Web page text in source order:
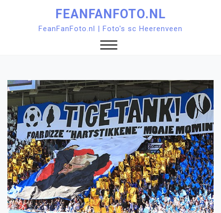
FEANFANFOTO.NL
FeanFanFoto.nl | Foto's sc Heerenveen